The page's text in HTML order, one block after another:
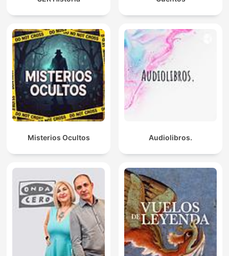
Misterios Ocultos Audiolibros.